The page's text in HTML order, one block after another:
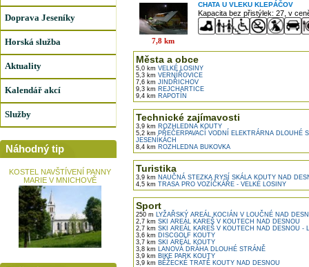
Doprava Jeseníky
Horská služba
Aktuality
Kalendář akcí
Služby
Náhodný tip
KOSTEL NAVŠTÍVENÍ PANNY
MARIE V MNICHOVĚ
7,8 km
CHATA U VLEKU KLEPÁČOV
Kapacita bez přistýlek: 27, v
Města a obce
5,0 km VELKÉ LOSINY
5,3 km VERNÍŘOVICE
7,6 km JINDŘICHOV
9,3 km REJCHARTICE
9,4 km RAPOTÍN
Technické zajímavosti
3,9 km ROZHLEDNA KOUTY
5,2 km PŘEČERPAVACÍ VODNÍ ELEKTRÁRNA DLOUHÉ
JESENÍKÁCH
8,4 km ROZHLEDNA BUKOVKA
Turistika
3,9 km NAUČNÁ STEZKA RYSÍ SKÁLA KOUTY NAD
4,5 km TRASA PRO VOZÍČKÁŘE - VELKÉ LOSINY
Sport
250 m LYŽAŘSKÝ AREÁL KOCIÁN V LOUČNÉ NAD
2,7 km SKI AREÁL KAREŠ V KOUTECH NAD DESNOU
2,7 km SKI AREÁL KAREŠ V KOUTECH NAD DESNOU -
3,6 km DISCGOLF KOUTY
3,7 km SKI AREÁL KOUTY
3,8 km LANOVÁ DRÁHA DLOUHÉ STRÁNĚ
3,9 km BIKE PARK KOUTY
3,9 km BĚŽECKÉ TRATĚ KOUTY NAD DESNOU